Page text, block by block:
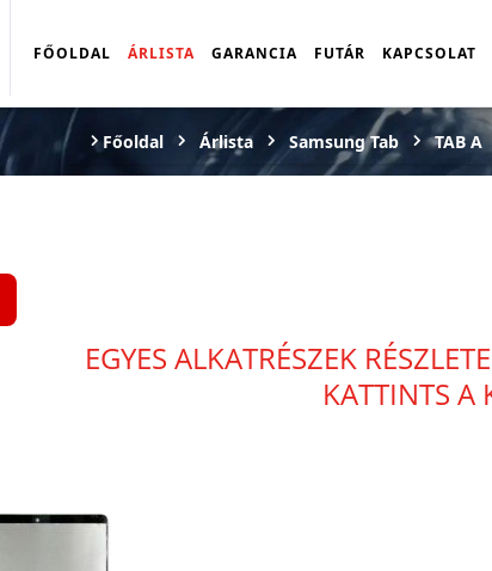
FŐOLDAL ÁRLISTA GARANCIA FUTÁR KAPCSOLAT
Főoldal Árlista Samsung Tab TAB A
EGYES ALKATRÉSZEK
KATTINTS A